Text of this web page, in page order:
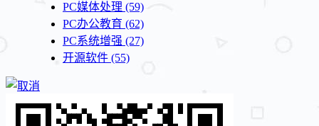
PC媒体处理 (59)
PC办公教育 (62)
PC系统增强 (27)
开源软件 (55)